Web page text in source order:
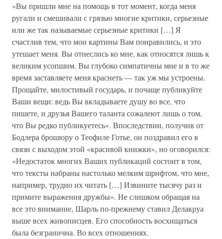
«Вы пришли мне на помощь в тот момент, когда меня
ругали и смешивали с грязью многие критики, серьезные
или же так называемые серьезные критики […] Я
счастлив тем, что мои картины Вам понравились, и это
утешает меня. Вы отнеслись ко мне, как относятся лишь к
великим усопшим. Вы глубоко симпатичны мне и в то же
время заставляете меня краснеть — так уж мы устроены.
Прощайте, милостивый государь, и почаще публикуйте
Ваши вещи: ведь Вы вкладываете душу во все, что
пишете, и друзья Вашего таланта сожалеют лишь о том,
что Вы редко публикуетесь». Впоследствии, получив от
Бодлера брошюру о Теофиле Готье, он поздравил его в
связи с выходом этой «красивой книжки», но оговорился:
«Недостаток многих Ваших публикаций состоит в том,
что тексты набраны настолько мелким шрифтом, что мне,
например, трудно их читать […] Извините тысячу раз и
примите выражения дружбы». Не слишком обращая на
все это внимание, Шарль по-прежнему ставил Делакруа
выше всех живописцев. Его способность восхищаться
была безгранична. Во всех отношениях.